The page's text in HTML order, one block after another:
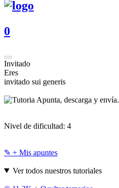
0
Invitado
Eres
invitado sui generis
Apunta, descarga y envía.
Nivel de dificultad: 4
✎ + Mis apuntes
Ver todos nuestros tutoriales